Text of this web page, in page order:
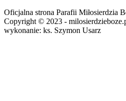
Oficjalna strona Parafii Miłosierdzia
Copyright © 2023 -
wykonanie: ks. Szymon Usarz